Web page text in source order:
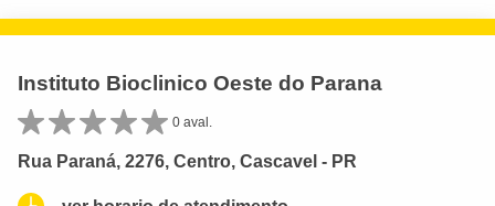
Instituto Bioclinico Oeste do Parana
0 aval.
Rua Paraná, 2276, Centro, Cascavel - PR